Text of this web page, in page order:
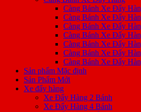
Càng Bánh Xe Đẩy
Càng Bánh Xe Đẩy
Càng Bánh Xe Đẩy
Càng Bánh Xe Đẩy
Càng Bánh Xe Đẩy
Càng Bánh Xe Đẩy
Càng Bánh Xe Đẩy
Sản phẩm Mặc định
Sản Phẩm Mới
Xe đẩy hàng
Xe Đẩy Hàng 2 Bánh
Xe Đẩy Hàng 4 Bánh